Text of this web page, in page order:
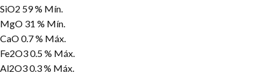
SiO2 59 % Mín.
MgO 31 % Mín.
CaO 0.7 % Máx.
Fe2O3 0.5 % Máx.
Al2O3 0.3 % Máx.